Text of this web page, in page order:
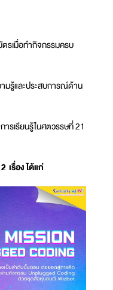
ตรเมื่อทำกิจกรรมครบ
ามรู้และประสบการณ์ด้าน
ารเรียนรู้ในศตวรรษที่ 21
เรื่อง ได้แก่